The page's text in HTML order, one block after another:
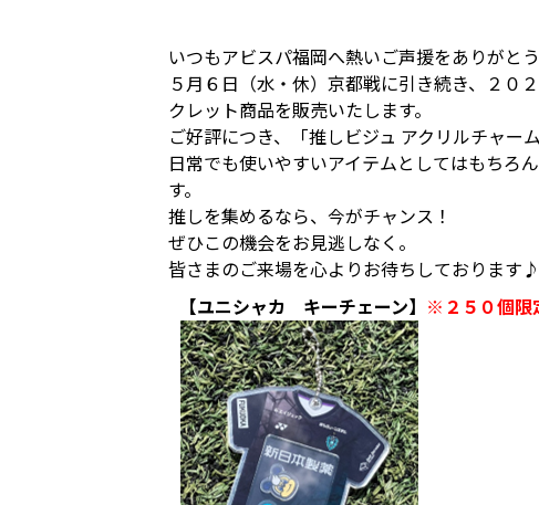
いつもアビスパ福岡へ熱いご声援をありがと
５月６日（水・休）京都戦に引き続き、２０
クレット商品を販売いたします。
ご好評につき、「推しビジュ アクリルチャー
日常でも使いやすいアイテムとしてはもちろ
す。
推しを集めるなら、今がチャンス！
ぜひこの機会をお見逃しなく。
皆さまのご来場を心よりお待ちしております♪
【ユニシャカ キーチェーン】 ※２５０個限